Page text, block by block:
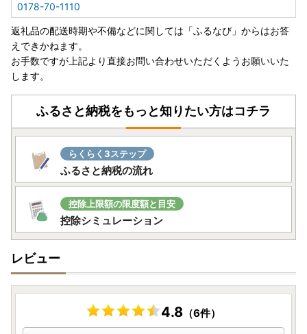
0178-70-1110
返礼品の配送時期や不備などに関しては「ふるなび」からはお答
えできかねます。
お手数ですが上記より直接お問い合わせいただくようお願いいた
します。
ふるさと納税をもっと知りたい方はコチラ
らくらく3ステップ
ふるさと納税の流れ
控除上限額の限度額と目安
控除シミュレーション
レビュー
4.8 （6件）